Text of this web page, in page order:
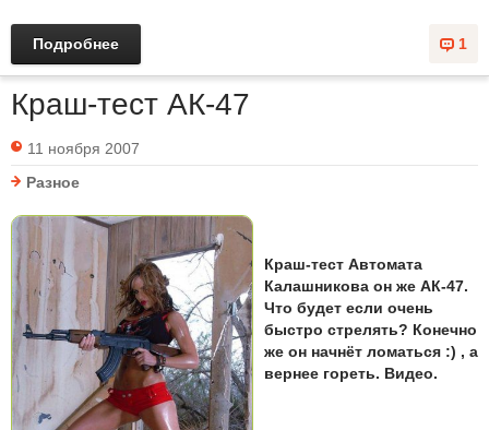
1
Подробнее
Краш-тест АК-47
11 ноября 2007
Разное
Краш-тест Автомата
Калашникова он же АК-47.
Что будет если очень
быстро стрелять? Конечно
же он начнёт ломаться :) , а
вернее гореть. Видео.